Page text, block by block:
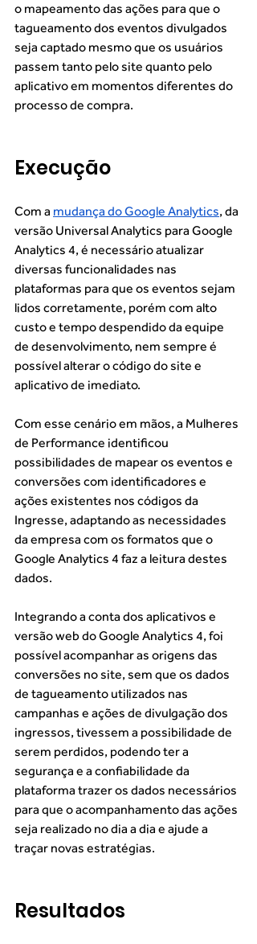
o mapeamento das ações para que o
tagueamento dos eventos divulgados
seja captado mesmo que os usuários
passem tanto pelo site quanto pelo
aplicativo em momentos diferentes do
processo de compra.
Execução
Com a mudança do Google Analytics, da
versão Universal Analytics para Google
Analytics 4, é necessário atualizar
diversas funcionalidades nas
plataformas para que os eventos sejam
lidos corretamente, porém com alto
custo e tempo despendido da equipe
de desenvolvimento, nem sempre é
possível alterar o código do site e
aplicativo de imediato.
Com esse cenário em mãos, a Mulheres
de Performance identificou
possibilidades de mapear os eventos e
conversões com identificadores e
ações existentes nos códigos da
Ingresse, adaptando as necessidades
da empresa com os formatos que o
Google Analytics 4 faz a leitura destes
dados.
Integrando a conta dos aplicativos e
versão web do Google Analytics 4, foi
possível acompanhar as origens das
conversões no site, sem que os dados
de tagueamento utilizados nas
campanhas e ações de divulgação dos
ingressos, tivessem a possibilidade de
serem perdidos, podendo ter a
segurança e a confiabilidade da
plataforma trazer os dados necessários
para que o acompanhamento das ações
seja realizado no dia a dia e ajude a
traçar novas estratégias.
Resultados